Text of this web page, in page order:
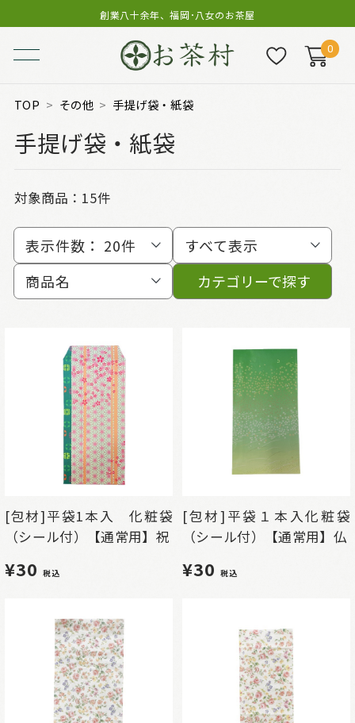
創業八十余年、福岡･八女のお茶屋
0
TOP その他 手提げ袋・紙袋
手提げ袋・紙袋
対象商品： 15件
表示件数： 20件
すべて表示
商品名
カテゴリーで探す
[包材]平袋1本入 化粧袋
（シール付）【通常用】祝
¥30税込
[包材]平袋１本入化粧袋
（シール付）【通常用】仏
¥30税込